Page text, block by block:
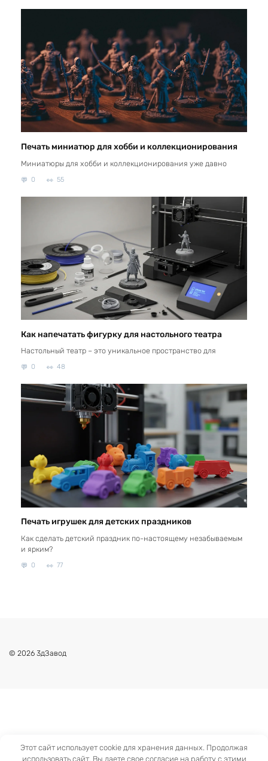
Печать миниатюр для хобби и коллекционирования
Миниатюры для хобби и коллекционирования уже давно
0 55
Как напечатать фигурку для настольного театра
Настольный театр – это уникальное пространство для
0 48
Печать игрушек для детских праздников
Как сделать детский праздник по-настоящему незабываемым
и ярким?
0 77
© 2026 3дЗавод
Этот сайт использует cookie для хранения данных. Продолжая
использовать сайт, Вы даете свое согласие на работу с этими